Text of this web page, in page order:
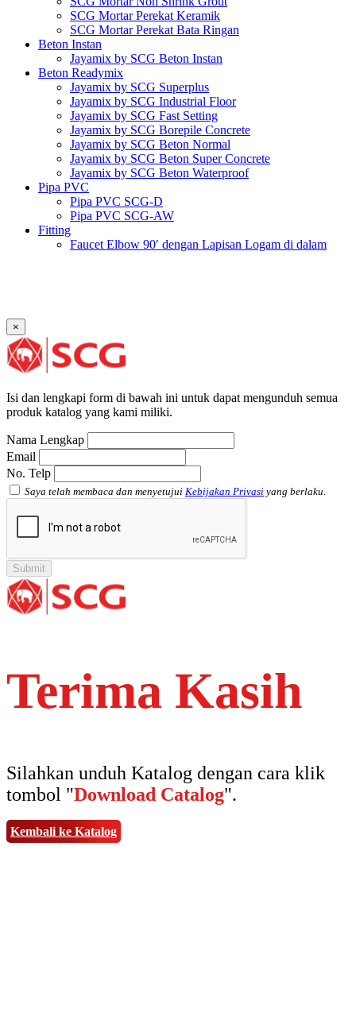
SCG Mortar Perekat Keramik
SCG Mortar Perekat Bata Ringan
Beton Instan
Jayamix by SCG Beton Instan
Beton Readymix
Jayamix by SCG Superplus
Jayamix by SCG Industrial Floor
Jayamix by SCG Fast Setting
Jayamix by SCG Borepile Concrete
Jayamix by SCG Beton Normal
Jayamix by SCG Beton Super Concrete
Jayamix by SCG Beton Waterproof
Pipa PVC
Pipa PVC SCG-D
Pipa PVC SCG-AW
Fitting
Faucet Elbow 90′ dengan Lapisan Logam di dalam
Plug SCG AW
Shinkolite
Atap Akrilik Shinkolite Shade
×
Isi dan lengkapi form di bawah ini untuk dapat mengunduh semua
produk katalog yang kami miliki.
Nama Lengkap
Email
No. Telp
Saya telah membaca dan menyetujui Kebijakan Privasi yang berlaku.
Terima Kasih
Silahkan unduh Katalog dengan cara klik
tombol "Download Catalog".
Kembali ke Katalog